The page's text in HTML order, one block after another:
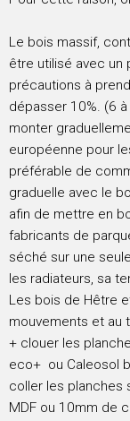
Le bois massif,
être utilisé avec un
précautions à
dépasser 10%. (6
monter
européenne pour
préférable de
graduelle avec le
afin de mettre en
fabricants de
séché sur une
les radiateurs, sa
Les bois de Hêtre
mouvements et au
+ clouer les
eco+ ou Caleosol
coller les planches
MDF ou 10mm de